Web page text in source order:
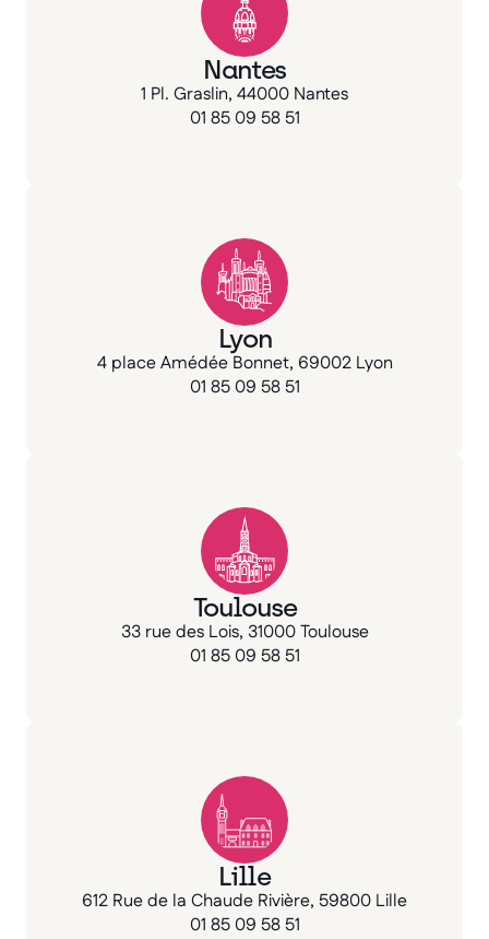
Nantes
1 Pl. Graslin, 44000 Nantes
01 85 09 58 51
Lyon
4 place Amédée Bonnet, 69002 Lyon
01 85 09 58 51
Toulouse
33 rue des Lois, 31000 Toulouse
01 85 09 58 51
Lille
612 Rue de la Chaude Rivière, 59800 Lille
01 85 09 58 51